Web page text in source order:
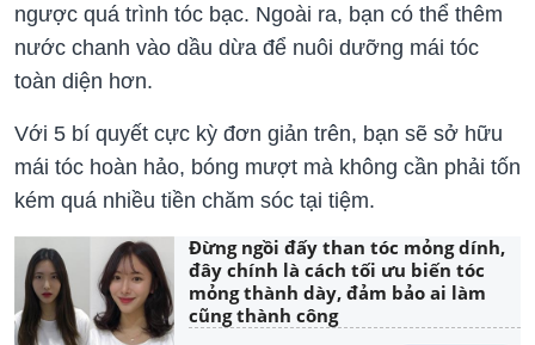
ngược quá trình tóc bạc. Ngoài ra, bạn có thể thêm
nước chanh vào dầu dừa để nuôi dưỡng mái tóc
toàn diện hơn.
Với 5 bí quyết cực kỳ đơn giản trên, bạn sẽ sở hữu
mái tóc hoàn hảo, bóng mượt mà không cần phải tốn
kém quá nhiều tiền chăm sóc tại tiệm.
Đừng ngồi đấy than tóc mỏng dính,
đây chính là cách tối ưu biến tóc
mỏng thành dày, đảm bảo ai làm
cũng thành công